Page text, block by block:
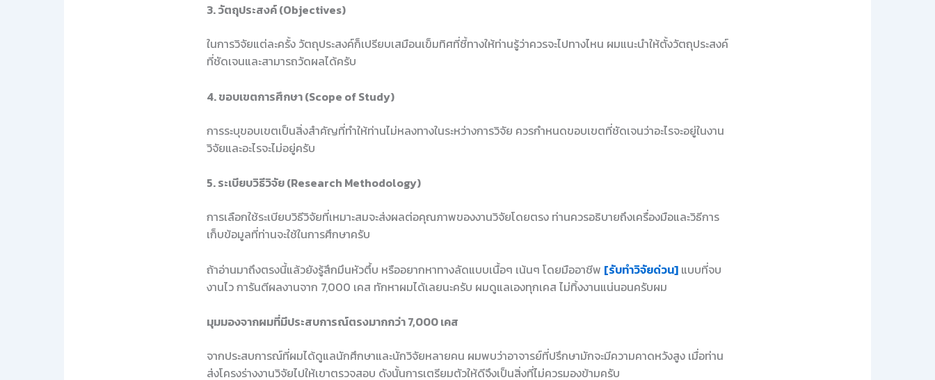
3. วัตถุประสงค์ (Objectives)
ในการวิจัยแต่ละครั้ง วัตถุประสงค์ก็เปรียบเสมือนเข็มทิศที่ชี้ทางให้ท่านรู้ว่าควรจะไปทางไหน ผมแนะนำให้ตั้งวัตถุประสงค์
ที่ชัดเจนและสามารถวัดผลได้ครับ
4. ขอบเขตการศึกษา (Scope of Study)
การระบุขอบเขตเป็นสิ่งสำคัญที่ทำให้ท่านไม่หลงทางในระหว่างการวิจัย ควรกำหนดขอบเขตที่ชัดเจนว่าอะไรจะอยู่ในงาน
วิจัยและอะไรจะไม่อยู่ครับ
5. ระเบียบวิธีวิจัย (Research Methodology)
การเลือกใช้ระเบียบวิธีวิจัยที่เหมาะสมจะส่งผลต่อคุณภาพของงานวิจัยโดยตรง ท่านควรอธิบายถึงเครื่องมือและวิธีการ
เก็บข้อมูลที่ท่านจะใช้ในการศึกษาครับ
ถ้าอ่านมาถึงตรงนี้แล้วยังรู้สึกมึนหัวตึ้บ หรืออยากหาทางลัดแบบเนื้อๆ เน้นๆ โดยมืออาชีพ [รับทำวิจัยด่วน] แบบที่จบ
งานไว การันตีผลงานจาก 7,000 เคส ทักหาผมได้เลยนะครับ ผมดูแลเองทุกเคส ไม่ทิ้งงานแน่นอนครับผม
มุมมองจากผมที่มีประสบการณ์ตรงมากกว่า 7,000 เคส
จากประสบการณ์ที่ผมได้ดูแลนักศึกษาและนักวิจัยหลายคน ผมพบว่าอาจารย์ที่ปรึกษามักจะมีความคาดหวังสูง เมื่อท่าน
ส่งโครงร่างงานวิจัยไปให้เขาตรวจสอบ ดังนั้นการเตรียมตัวให้ดีจึงเป็นสิ่งที่ไม่ควรมองข้ามครับ